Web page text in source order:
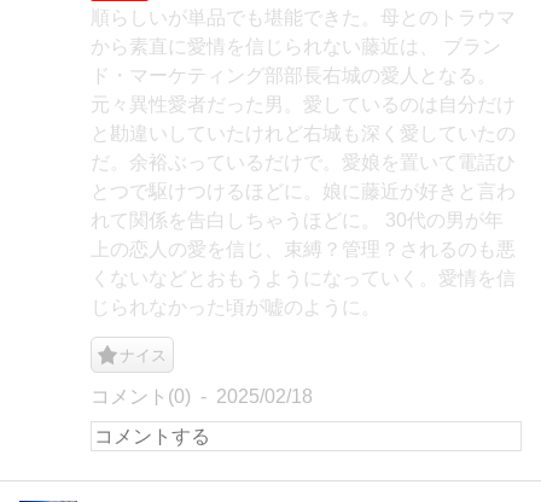
順らしいが単品でも堪能できた。母とのトラウマ
から素直に愛情を信じられない藤近は、 ブラン
ド・マーケティング部部長右城の愛人となる。
元々異性愛者だった男。愛しているのは自分だけ
と勘違いしていたけれど右城も深く愛していたの
だ。余裕ぶっているだけで。愛娘を置いて電話ひ
とつで駆けつけるほどに。娘に藤近が好きと言わ
れて関係を告白しちゃうほどに。 30代の男が年
上の恋人の愛を信じ、束縛？管理？されるのも悪
くないなどとおもうようになっていく。愛情を信
じられなかった頃が嘘のように。
ナイス
コメント(0) 2025/02/18